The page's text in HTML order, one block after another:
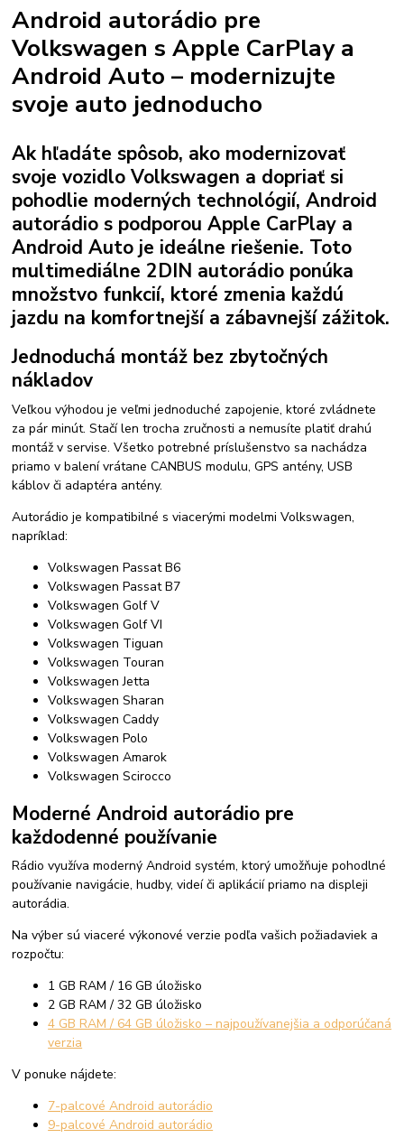
autorádio Škoda Octavia 3
CarPlay Škoda Octavia 3
Android Auto Octavia 3
Škoda Fabia 2 Android autorádio
CarPlay
Android Auto
GPS navigácia Bluetooth
autorádio Fabia
Android autorádio pre
Volkswagen s Apple CarPlay a
Android Auto – modernizujte
svoje auto jednoducho
Ak hľadáte spôsob, ako modernizovať
svoje vozidlo Volkswagen a dopriať si
pohodlie moderných technológií, Android
autorádio s podporou Apple CarPlay a
Android Auto je ideálne riešenie. Toto
multimediálne 2DIN autorádio ponúka
množstvo funkcií, ktoré zmenia každú
jazdu na komfortnejší a zábavnejší zážitok.
Jednoduchá montáž bez zbytočných
nákladov
Veľkou výhodou je veľmi jednoduché zapojenie, ktoré zvládnete
za pár minút. Stačí len trocha zručnosti a nemusíte platiť drahú
montáž v servise. Všetko potrebné príslušenstvo sa nachádza
priamo v balení vrátane CANBUS modulu, GPS antény, USB
káblov či adaptéra antény.
Autorádio je kompatibilné s viacerými modelmi Volkswagen,
napríklad:
Volkswagen Passat B6
Volkswagen Passat B7
Volkswagen Golf V
Volkswagen Golf VI
Volkswagen Tiguan
Volkswagen Touran
Volkswagen Jetta
Volkswagen Sharan
Volkswagen Caddy
Volkswagen Polo
Volkswagen Amarok
Volkswagen Scirocco
Moderné Android autorádio pre
každodenné používanie
Rádio využíva moderný Android systém, ktorý umožňuje pohodlné
používanie navigácie, hudby, videí či aplikácií priamo na displeji
autorádia.
Na výber sú viaceré výkonové verzie podľa vašich požiadaviek a
rozpočtu:
1 GB RAM / 16 GB úložisko
2 GB RAM / 32 GB úložisko
4 GB RAM / 64 GB úložisko – najpoužívanejšia a odporúčaná
verzia
V ponuke nájdete:
7-palcové Android autorádio
9-palcové Android autorádio